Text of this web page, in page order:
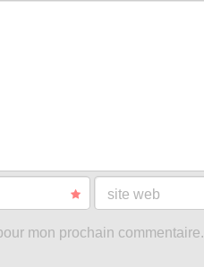
site web
mon prochain commentaire.